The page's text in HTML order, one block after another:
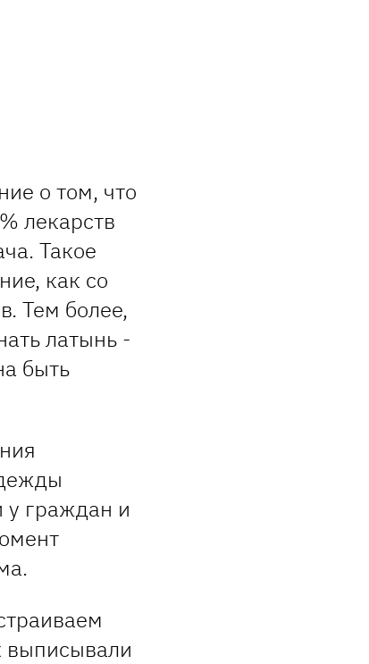
о том, что
лекарств
Такое
как со
Тем более,
латынь -
быть
у граждан и
выписывали